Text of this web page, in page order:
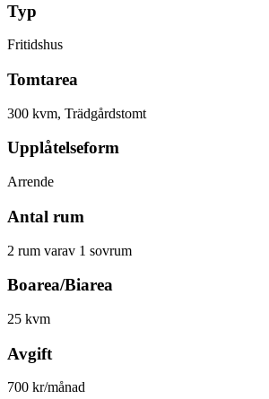
Typ
Fritidshus
Tomtarea
300 kvm, Trädgårdstomt
Upplåtelseform
Arrende
Antal rum
2 rum varav 1 sovrum
Boarea/Biarea
25 kvm
Avgift
700 kr/månad